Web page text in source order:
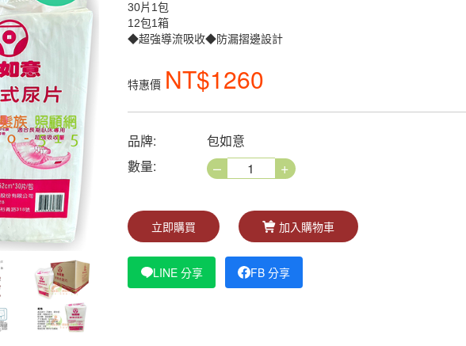
30片1包
12包1箱
◆超強導流吸收◆防漏摺邊設計
特惠價 NT$1260
品牌:
包如意
數量:
– +
立即購買 加入購物車
LINE 分享 FB 分享